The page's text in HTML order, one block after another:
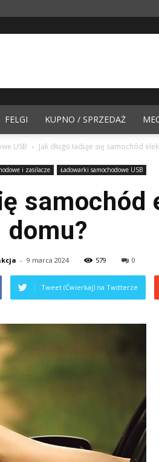
FELGI KUPNO / SPRZEDAŻ
USB Jak długo ładuje się samochód
i zasilacze Ładowarki samochodowe USB
domu?
- 9 marca 2024 579 0
Tweet (Ćwierkaj) na Twitterze